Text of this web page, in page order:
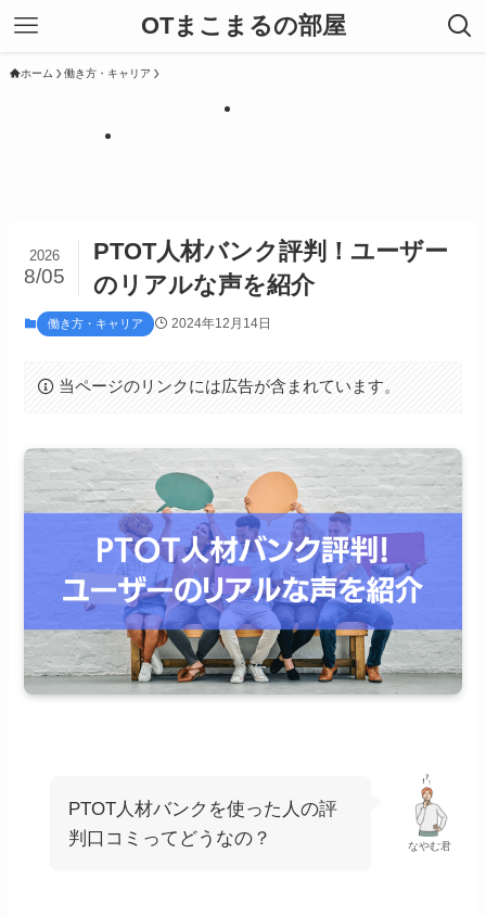
OTまこまるの部屋
ホーム 働き方・キャリア
PTOT人材バンク評判！ユーザー
のリアルな声を紹介
2026
8/05
働き方・キャリア 2024年12月14日
当ページのリンクには広告が含まれています。
なやむ君
PTOT人材バンクを使った人の評
判口コミってどうなの？